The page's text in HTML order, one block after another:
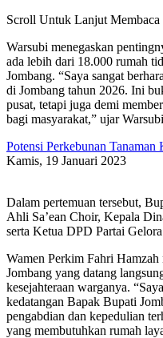
Scroll Untuk Lanjut Membaca
Warsubi menegaskan
ada lebih dari 18.000 rumah
Jombang. “Saya sangat
di Jombang tahun 2026. Ini
pusat, tetapi juga demi
bagi masyarakat,” ujar
Potensi Perkebunan
Kamis, 19 Januari 2023
Dalam pertemuan tersebut,
Ahli Sa’ean Choir, Kepala
serta Ketua DPD Partai
Wamen Perkim Fahri
Jombang yang datang
kesejahteraan warganya.
kedatangan Bapak Bupati
pengabdian dan kepedulian
yang membutuhkan rumah